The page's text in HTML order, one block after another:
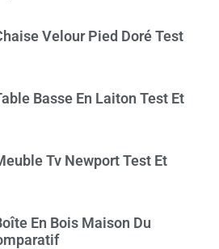
Velour Pied Doré Test
Basse En Laiton Test Et
Tv Newport Test Et
En Bois Maison Du